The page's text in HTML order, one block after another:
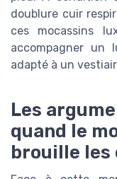
doublure cuir
ces mocassins
accompagner un
adapté à un
Les
quand le
brouille les